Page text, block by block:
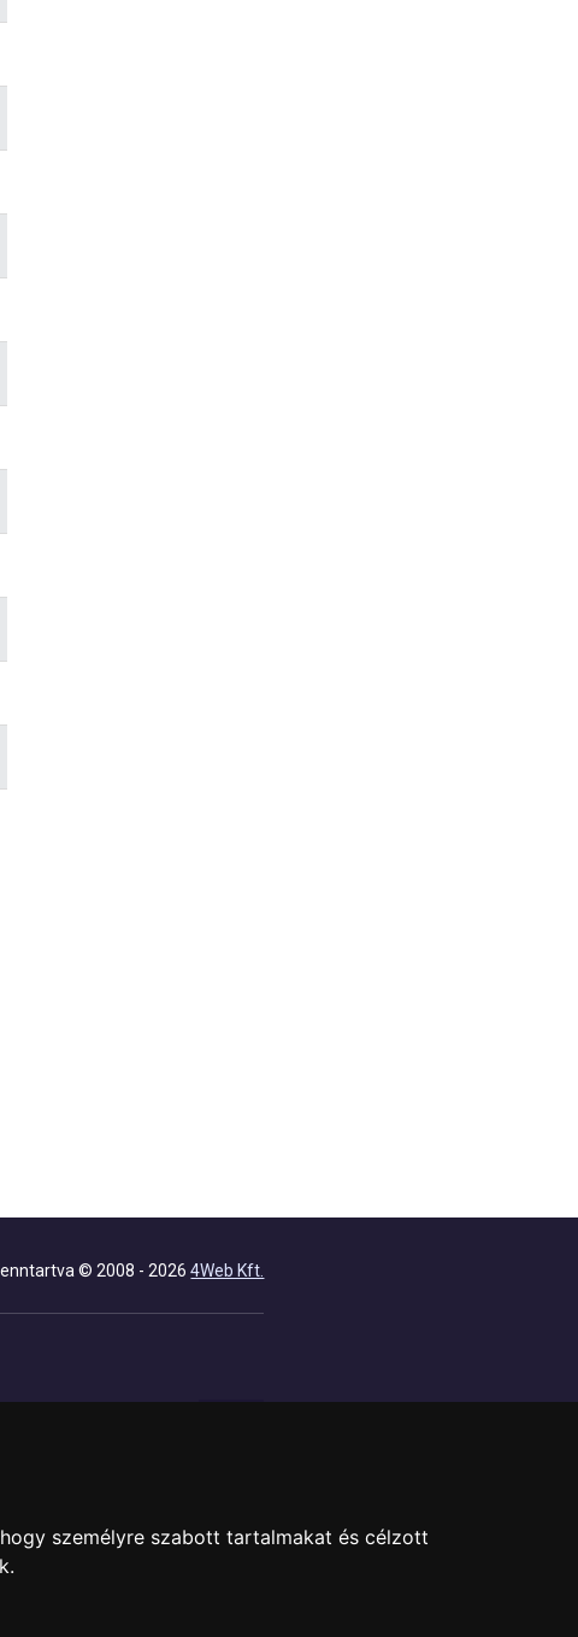
© 2008 - 20264Web Kft.
személyre szabott tartalmakat és célzott